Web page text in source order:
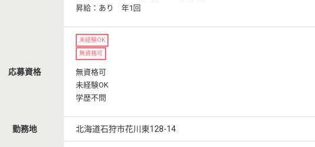
昇給：あり 年1回
応募資格
未経験OK
無資格可
無資格可
未経験OK
学歴不問
勤務地 北海道石狩市花川東128-14